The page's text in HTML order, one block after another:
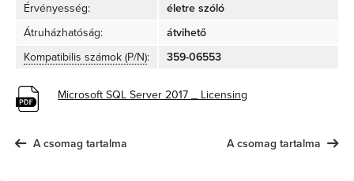
Érvényesség:
életre szóló
Átruházhatóság:
átvihető
Kompatibilis számok (P/N): 359-06553
Microsoft SQL Server 2017 _ Licensing
A csomag tartalma A csomag tartalma